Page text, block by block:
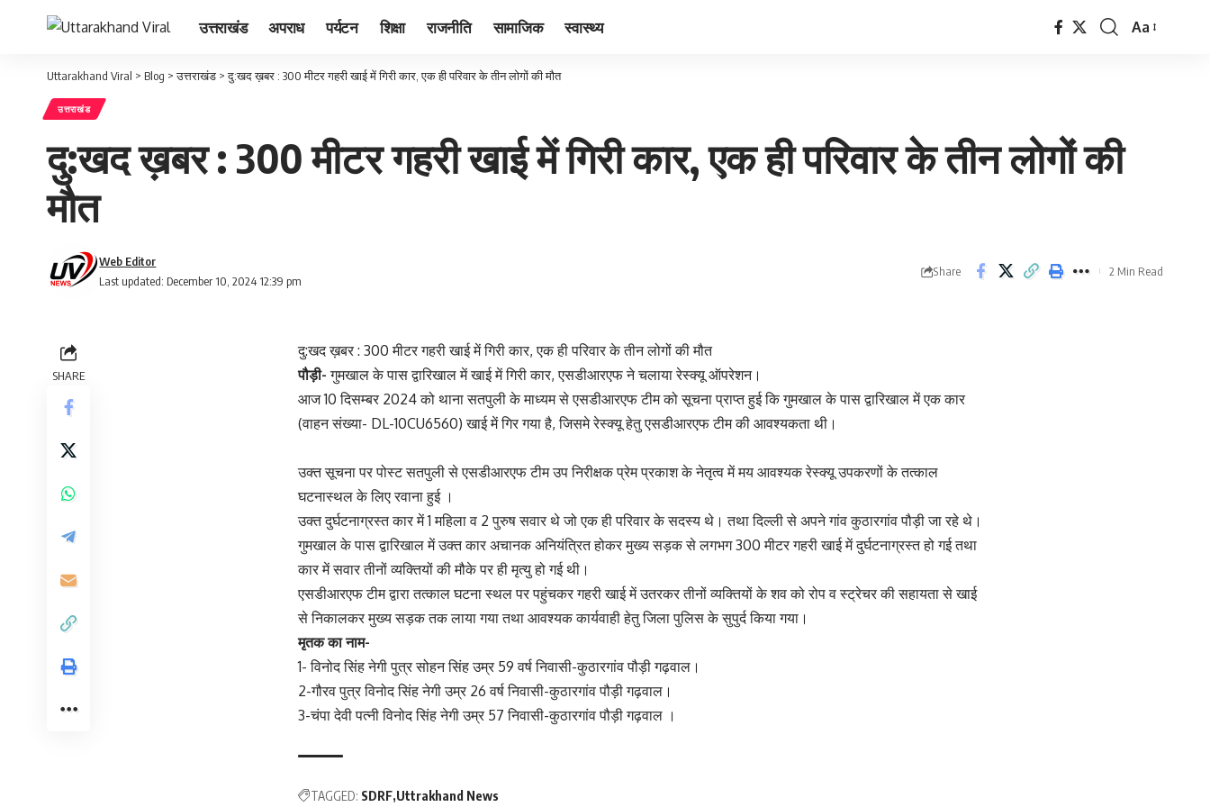
उत्तराखंड अपराध पर्यटन शिक्षा राजनीति सामाजिक स्वास्थ्य
Font
Aa
Uttarakhand Viral > Blog >उत्तराखंड >दु:खद ख़बर : 300 मीटर गहरी खाई में गिरी कार, एक ही परिवार के तीन लोगों की मौत
उत्तराखंड
दु:खद ख़बर : 300 मीटर गहरी खाई में गिरी कार, एक ही परिवार के तीन लोगों की
मौत
Last updated: December 10, 2024 12:39 pm
Web Editor
Share 2 Min Read
SHARE
दु:खद ख़बर : 300 मीटर गहरी खाई में गिरी कार, एक ही परिवार के तीन लोगों की मौत
पौड़ी- गुमखाल के पास द्वारिखाल में खाई में गिरी कार, एसडीआरएफ ने चलाया रेस्क्यू ऑपरेशन।
आज 10 दिसम्बर 2024 को थाना सतपुली के माध्यम से एसडीआरएफ टीम को सूचना प्राप्त हुई कि गुमखाल के पास द्वारिखाल में एक कार
(वाहन संख्या- DL-10CU6560) खाई में गिर गया है, जिसमे रेस्क्यू हेतु एसडीआरएफ टीम की आवश्यकता थी।
उक्त सूचना पर पोस्ट सतपुली से एसडीआरएफ टीम उप निरीक्षक प्रेम प्रकाश के नेतृत्व में मय आवश्यक रेस्क्यू उपकरणों के तत्काल
घटनास्थल के लिए रवाना हुई ।
उक्त दुर्घटनाग्रस्त कार में 1 महिला व 2 पुरुष सवार थे जो एक ही परिवार के सदस्य थे। तथा दिल्ली से अपने गांव कुठारगांव पौड़ी जा रहे थे।
गुमखाल के पास द्वारिखाल में उक्त कार अचानक अनियंत्रित होकर मुख्य सड़क से लगभग 300 मीटर गहरी खाई में दुर्घटनाग्रस्त हो गई तथा
कार में सवार तीनों व्यक्तियों की मौके पर ही मृत्यु हो गई थी।
एसडीआरएफ टीम द्वारा तत्काल घटना स्थल पर पहुंचकर गहरी खाई में उतरकर तीनों व्यक्तियों के शव को रोप व स्ट्रेचर की सहायता से खाई
से निकालकर मुख्य सड़क तक लाया गया तथा आवश्यक कार्यवाही हेतु जिला पुलिस के सुपुर्द किया गया।
मृतक का नाम-
1- विनोद सिंह नेगी पुत्र सोहन सिंह उम्र 59 वर्ष निवासी-कुठारगांव पौड़ी गढ़वाल।
2-गौरव पुत्र विनोद सिंह नेगी उम्र 26 वर्ष निवासी-कुठारगांव पौड़ी गढ़वाल।
3-चंपा देवी पत्नी विनोद सिंह नेगी उम्र 57 निवासी-कुठारगांव पौड़ी गढ़वाल ।
TAGGED: SDRF Uttrakhand News